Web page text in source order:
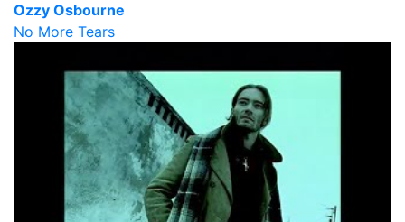
Ozzy Osbourne
No More Tears